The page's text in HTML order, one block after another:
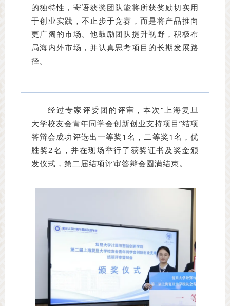
的独特性，寄语获奖团队能将所获奖励切实用
于创业实践，不止步于竞赛，而是将产品推向
更广阔的市场。他鼓励团队提升视野，积极布
局海内外市场，并认真思考项目的长期发展路
径。
经过专家评委团的评审，本次“上海复旦
大学校友会青年同学会创新创业支持项目”结项
答辩会成功评选出一等奖1名，二等奖1名，优
胜奖2名，并在现场举行了获奖证书及奖金颁
发仪式，第二届结项评审答辩会圆满结束。